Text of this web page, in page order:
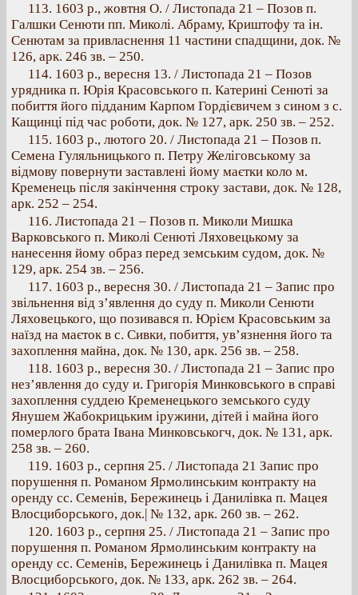
113. 1603 p., жовтня О. / Листопада 21 – Позов п.
Галшки Сенюти пп. Миколі. Абраму, Криштофу та ін.
Сенютам за привласнення 11 частини спадщини, док. №
126, арк. 246 зв. – 250.
114. 1603 p., вересня 13. / Листопада 21 – Позов
урядника п. Юрія Красовського п. Катерині Сенюті за
побиття його підданим Карпом Гордієвичем з сином з с.
Кащинці під час роботи, док. № 127, арк. 250 зв. – 252.
115. 1603 p., лютого 20. / Листопада 21 – Позов п.
Семена Гуляльницького п. Петру Желіговському за
відмову повернути заставлені йому маєтки коло м.
Кременець після закінчення строку застави, док. № 128,
арк. 252 – 254.
116. Листопада 21 – Позов п. Миколи Мишка
Варковського п. Миколі Сенюті Ляховецькому за
нанесення йому образ перед земським судом, док. №
129, арк. 254 зв. – 256.
117. 1603 p., вересня 30. / Листопада 21 – Запис про
звільнення від з’явлення до суду п. Миколи Сенюти
Ляховецького, що позивався п. Юрієм Красовським за
наїзд на маєток в с. Сивки, побиття, ув’язнення його та
захоплення майна, док. № 130, арк. 256 зв. – 258.
118. 1603 p., вересня 30. / Листопада 21 – Запис про
нез’явлення до суду и. Григорія Минковського в справі
захоплення суддею Кременецького земського суду
Янушем Жабокрицьким іружини, дітей і майна його
померлого брата Івана Минковськогч, док. № 131, арк.
258 зв. – 260.
119. 1603 p., серпня 25. / Листопада 21 Запис про
порушення п. Романом Ярмолинським контракту на
оренду сс. Семенів, Бережинець і Данилівка п. Мацея
Влосциборського, док.| № 132, арк. 260 зв. – 262.
120. 1603 p., серпня 25. / Листопада 21 – Запис про
порушення п. Романом Ярмолинським контракту на
оренду сс. Семенів, Бережинець і Данилівка п. Мацея
Влосциборського, док. № 133, арк. 262 зв. – 264.